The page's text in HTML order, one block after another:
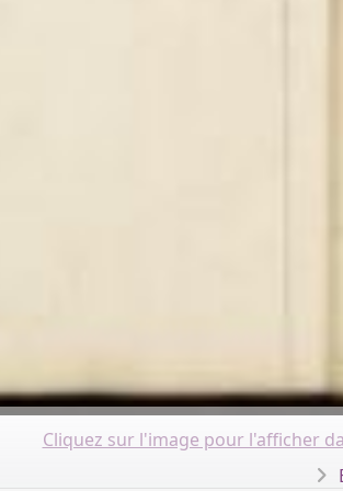
Cliquez sur l'image pour l'afficher